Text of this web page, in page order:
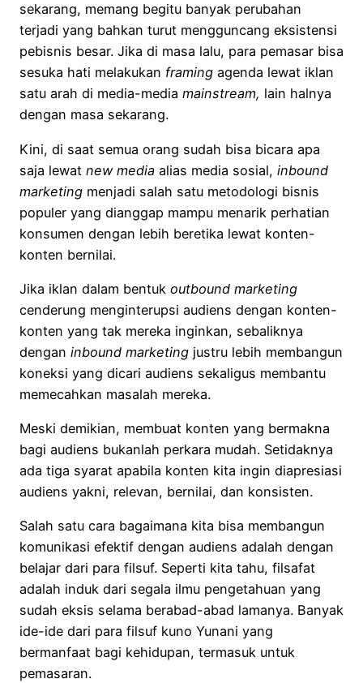
sekarang, memang begitu banyak perubahan
terjadi yang bahkan turut mengguncang eksistensi
pebisnis besar. Jika di masa lalu, para pemasar bisa
sesuka hati melakukan framing agenda lewat iklan
satu arah di media-media mainstream, lain halnya
dengan masa sekarang.
Kini, di saat semua orang sudah bisa bicara apa
saja lewat new media alias media sosial, inbound
marketing menjadi salah satu metodologi bisnis
populer yang dianggap mampu menarik perhatian
konsumen dengan lebih beretika lewat konten-
konten bernilai.
Jika iklan dalam bentuk outbound marketing
cenderung menginterupsi audiens dengan konten-
konten yang tak mereka inginkan, sebaliknya
dengan inbound marketing justru lebih membangun
koneksi yang dicari audiens sekaligus membantu
memecahkan masalah mereka.
Meski demikian, membuat konten yang bermakna
bagi audiens bukanlah perkara mudah. Setidaknya
ada tiga syarat apabila konten kita ingin diapresiasi
audiens yakni, relevan, bernilai, dan konsisten.
Salah satu cara bagaimana kita bisa membangun
komunikasi efektif dengan audiens adalah dengan
belajar dari para filsuf. Seperti kita tahu, filsafat
adalah induk dari segala ilmu pengetahuan yang
sudah eksis selama berabad-abad lamanya. Banyak
ide-ide dari para filsuf kuno Yunani yang
bermanfaat bagi kehidupan, termasuk untuk
pemasaran.